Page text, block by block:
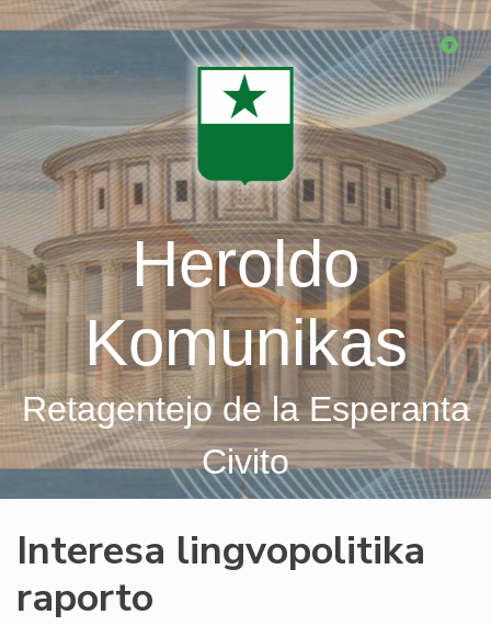
Skip
Heroldo
Komunikas
Retagentejo de la Esperanta
Civito
Interesa lingvopolitika
raporto